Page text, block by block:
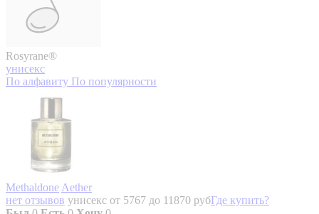
Rosyrane®
унисекс
По алфавиту По популярности
Methaldone Aether
нет отзывов унисекс от 5767 до 11870 рубГде купить?